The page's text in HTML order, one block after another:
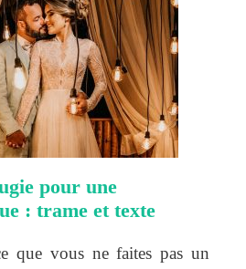
pour une
: trame et texte
que vous ne faites pas un